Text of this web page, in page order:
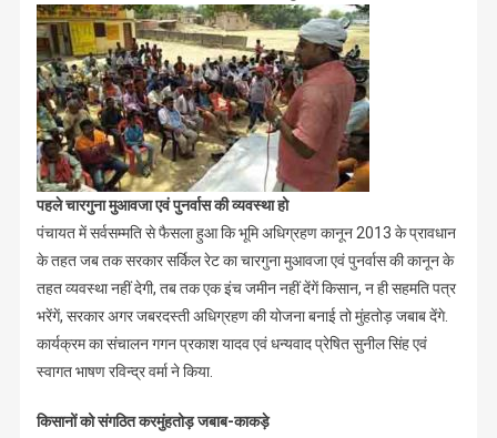
पहले चारगुना मुआवजा एवं पुनर्वास की व्यवस्था हो
पंचायत में सर्वसम्मति से फैसला हुआ कि भूमि अधिग्रहण कानून 2013 के प्रावधान
के तहत जब तक सरकार सर्किल रेट का चारगुना मुआवजा एवं पुनर्वास की कानून के
तहत व्यवस्था नहीं देगी, तब तक एक इंच जमीन नहीं देंगें किसान, न ही सहमति पत्र
भरेंगें, सरकार अगर जबरदस्ती अधिग्रहण की योजना बनाई तो मुंहतोड़ जबाब देंगे.
कार्यक्रम का संचालन गगन प्रकाश यादव एवं धन्यवाद प्रेषित सुनील सिंह एवं
स्वागत भाषण रविन्द्र वर्मा ने किया.
किसानों को संगठित करमुंहतोड़ जबाब-काकड़े